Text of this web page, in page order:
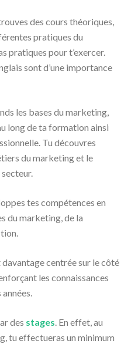
des cours théoriques,
pratiques du
pratiques pour t’exercer.
sont d’une importance
les bases du marketing,
long de ta formation ainsi
Tu découvres
du marketing et le
tes compétences en
du marketing, de la
centrée sur le côté
les connaissances
des stages. En effet, au
tu effectueras un minimum